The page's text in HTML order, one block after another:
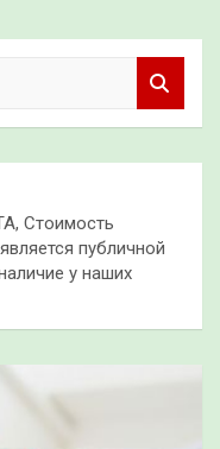
Стоимость
публичной
у наших